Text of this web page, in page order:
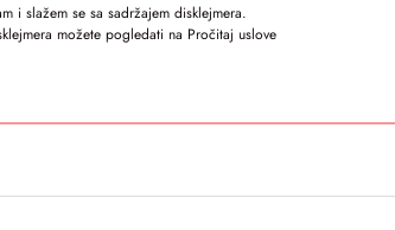
i slažem se sa sadržajem disklejmera.
možete pogledati na Pročitaj uslove